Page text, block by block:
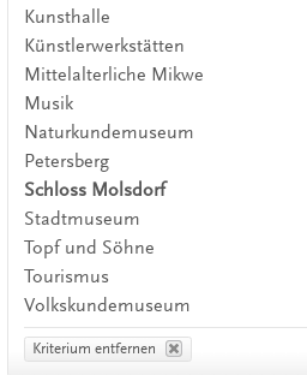
Kunsthalle
Künstlerwerkstätten
Mittelalterliche Mikwe
Musik
Naturkundemuseum
Petersberg
Schloss Molsdorf
Stadtmuseum
Topf und Söhne
Tourismus
Volkskundemuseum
Kriterium entfernen